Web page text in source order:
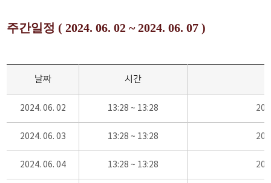
주간일정 ( 2024. 06. 02 ~ 2024. 06. 07 )
날짜 시간
2024. 06. 02 13:28 ~ 13:28
2024. 06. 03 13:28 ~ 13:28
2024. 06. 04 13:28 ~ 13:28